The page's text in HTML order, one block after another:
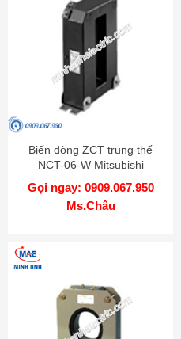
Biến dòng ZCT trung thế
NCT-06-W Mitsubishi
Gọi ngay: 0909.067.950
Ms.Châu